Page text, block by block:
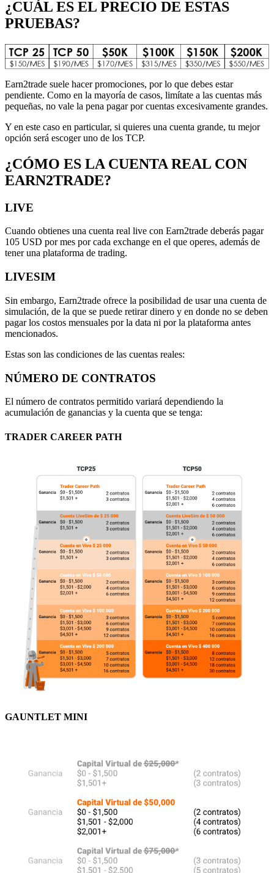
¿CUÁL ES EL PRECIO DE ESTAS
PRUEBAS?
Earn2trade suele hacer promociones, por lo que debes estar
pendiente. Como en la mayoría de casos, limítate a las cuentas más
pequeñas, no vale la pena pagar por cuentas excesivamente grandes.
Y en este caso en particular, si quieres una cuenta grande, tu mejor
opción será escoger uno de los TCP.
¿CÓMO ES LA CUENTA REAL CON
EARN2TRADE?
LIVE
Cuando obtienes una cuenta real live con Earn2trade deberás pagar
105 USD por mes por cada exchange en el que operes, además de
tener una plataforma de trading.
LIVESIM
Sin embargo, Earn2trade ofrece la posibilidad de usar una cuenta de
simulación, de la que se puede retirar dinero y en donde no se deben
pagar los costos mensuales por la data ni por la plataforma antes
mencionados.
Estas son las condiciones de las cuentas reales:
NÚMERO DE CONTRATOS
El número de contratos permitido variará dependiendo la
acumulación de ganancias y la cuenta que se tenga:
TRADER CAREER PATH
GAUNTLET MINI